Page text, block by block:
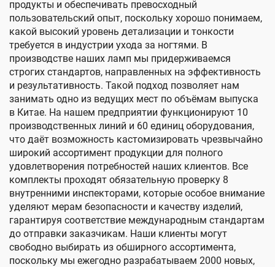
продукты и обеспечивать превосходный
пользовательский опыт, поскольку хорошо понимаем,
какой высокий уровень детализации и тонкости
требуется в индустрии ухода за ногтями. В
производстве наших ламп мы придерживаемся
строгих стандартов, направленных на эффективность
и результативность. Такой подход позволяет нам
занимать одно из ведущих мест по объёмам выпуска
в Китае. На нашем предприятии функционируют 10
производственных линий и 60 единиц оборудования,
что даёт возможность кастомизировать чрезвычайно
широкий ассортимент продукции для полного
удовлетворения потребностей наших клиентов. Все
комплекты проходят обязательную проверку 8
внутренними инспекторами, которые особое внимание
уделяют мерам безопасности и качеству изделий,
гарантируя соответствие международным стандартам
до отправки заказчикам. Наши клиенты могут
свободно выбирать из обширного ассортимента,
поскольку мы ежегодно разрабатываем 2000 новых,